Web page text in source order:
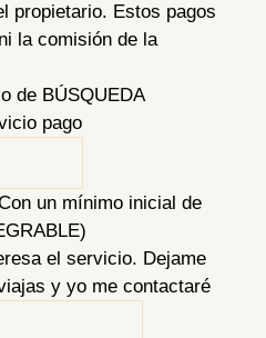
propietario. Estos pagos
la comisión de la
de BÚSQUEDA
pago
un mínimo inicial de
el servicio. Dejame
y yo me contactaré